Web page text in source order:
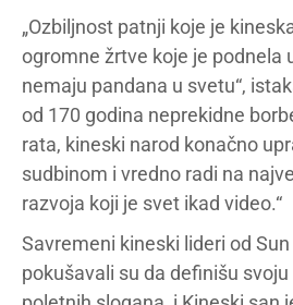
„Ozbiljnost patnji koje je
ogromne žrtve koje je podnela
nemaju pandana u svetu“,
od 170 godina neprekidne
rata, kineski narod konačno
sudbinom i vredno radi na
razvoja koji je svet ikad video.“
Savremeni kineski lideri od
pokušavali su da definišu